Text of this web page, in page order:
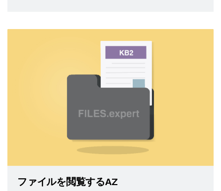
ファイルを閲覧するAZ